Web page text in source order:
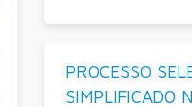
PROCESSO
SIMPLIFICADO